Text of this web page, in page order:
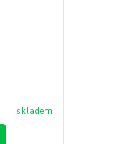
skladem